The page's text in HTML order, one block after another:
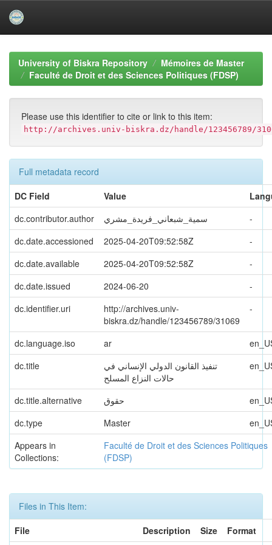
navigationUniversity of Biskra Repository
Mémoires de Master
Faculté de Droit et des Sciences Politiques (FDSP)
Please use this identifier to cite or link to this item:
http://archives.univ-biskra.dz/handle/123456789/
Full metadata record
DC Field
Value
dc.contributor.author
سمية_شبعاني_فريدة_مشري
-
dc.date.accessioned
2025-04-20T09:52:58Z
-
dc.date.available
2025-04-20T09:52:58Z
-
dc.date.issued
2024-06-20
-
dc.identifier.uri
http://archives.univ-
biskra.dz/handle/123456789/31069
-
dc.language.iso ar
dc.title
تنفيذ القانون الدولي الإنساني في
حالات النزاع المسلح
dc.title.alternative حقوق
dc.type
Master
Appears in
Collections:
Faculté de Droit et des Sciences Politiques
(FDSP)
Files in This Item:
File
Description Size Format